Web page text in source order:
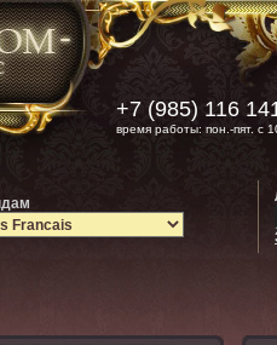
+7 (985) 116
время работы: пон.-пят. с